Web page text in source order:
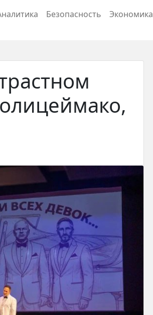
Безопасность Экономика